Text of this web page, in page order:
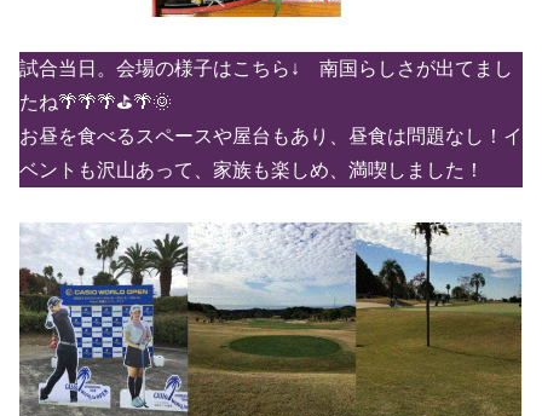
試合当日。会場の様子はこちら↓ 南国らしさが出てまし
たね🌴🌴🌴⛳🌴🌞
お昼を食べるスペースや屋台もあり、昼食は問題なし！イ
ベントも沢山あって、家族も楽しめ、満喫しました！